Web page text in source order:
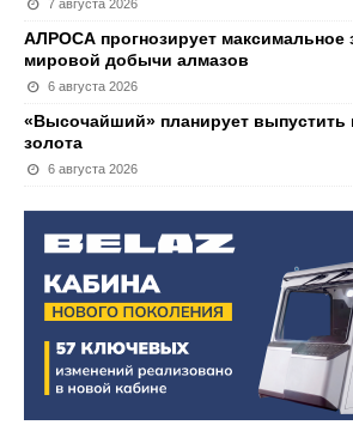
7 августа 2026
АЛРОСА прогнозирует максимальное
мировой добычи алмазов
6 августа 2026
«Высочайший» планирует выпустить
золота
6 августа 2026